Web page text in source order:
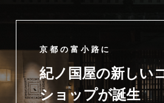
京都の富小路に
紀ノ国屋の新しい
ショップが誕生